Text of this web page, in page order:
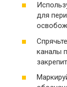
для
каналы